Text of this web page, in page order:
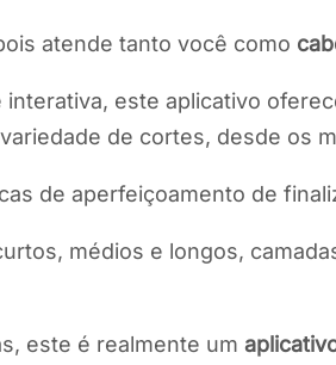
atende tanto você como
interativa, este aplicativo
de cortes, desde os
de aperfeiçoamento de
médios e longos,
este é realmente um